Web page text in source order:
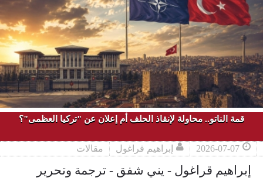
قمة الناتو.. محاولة لإنقاذ الحلف أم إعلان عن "تركيا العظمى"؟
2026-07-07 إبراهيم قراغول مقالات
إبراهيم قراغول - يني شفق - ترجمة وتحرير